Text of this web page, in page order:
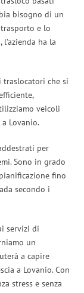
bisogno di un
e lo
ha la
traslocatori che si
veicoli
Lovanio.
per
Sono in grado
fino
secondo i
servizi di
un
a capire
a Lovanio. Con
stress e senza